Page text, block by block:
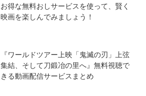
お得な無料おしサービスを使って、賢く
映画を楽しんでみましょう！
『ワールドツアー上映「鬼滅の刃」上弦
集結、そして刀鍛冶の里へ』無料視聴で
きる動画配信サービスまとめ